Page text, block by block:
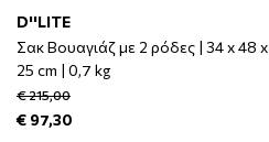
D''LITE
Σακ Βουαγιάζ με 2 ρόδες | 34 x 48 x
25 cm | 0,7 kg
€ 215,00
€ 97,30